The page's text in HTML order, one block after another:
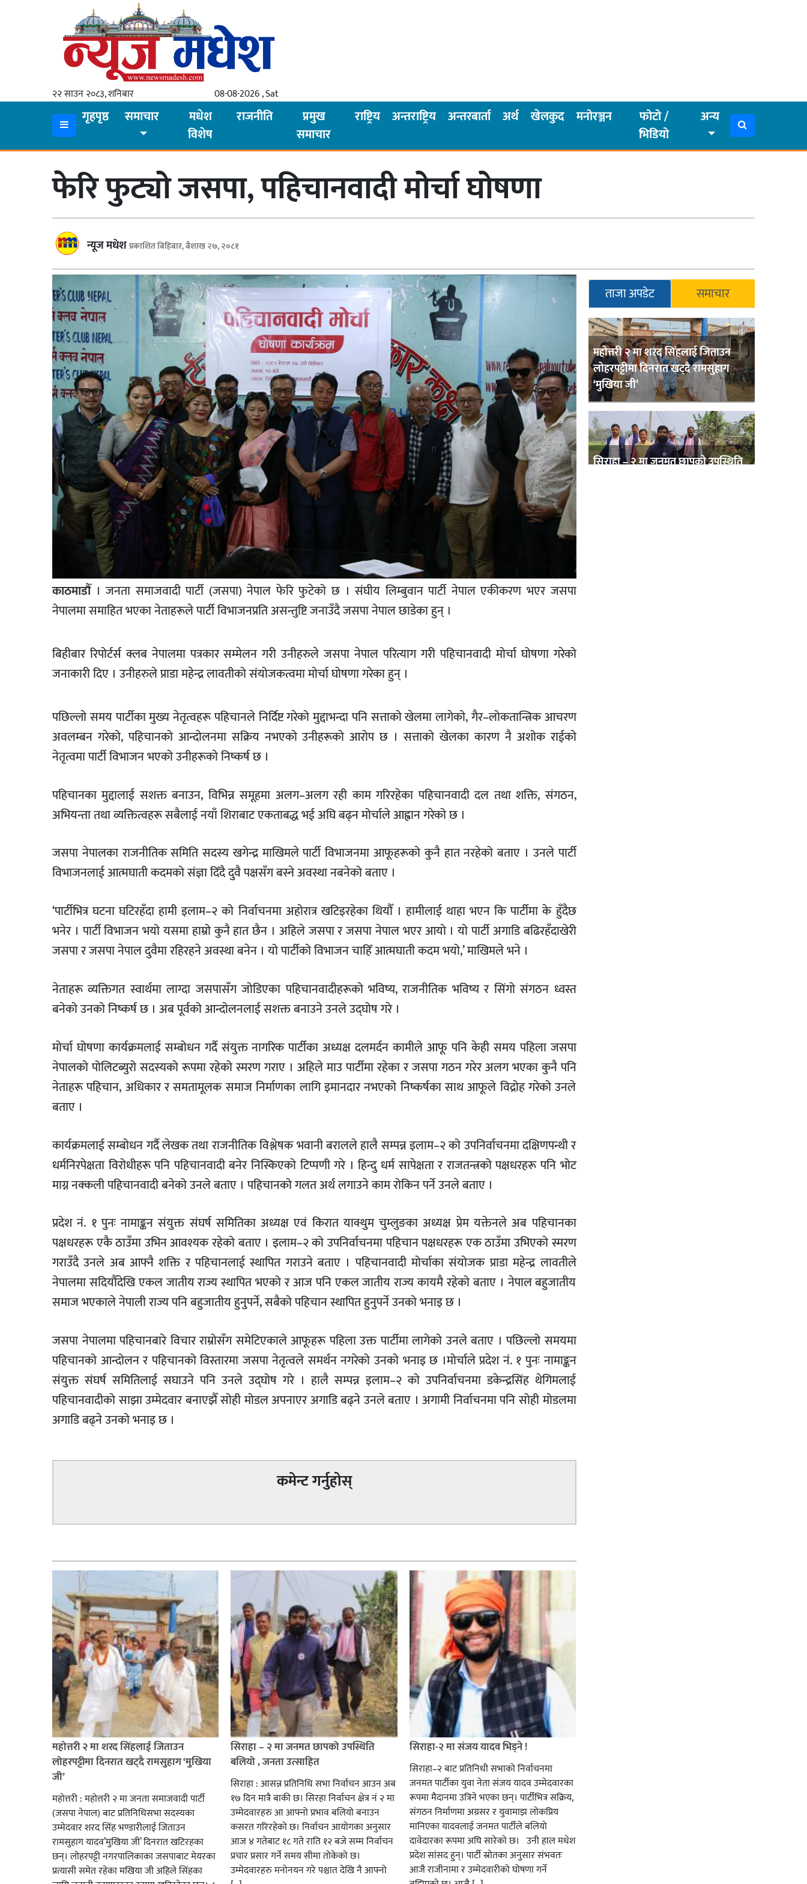
२२ साउन २०८३, शनिबार 08-08-2026 , Sat
गृहपृष्ठ समाचार
मधेश
विशेष
राजनीति
प्रमुख
समाचार
राष्ट्रिय अन्तराष्ट्रिय अन्तरबार्ता अर्थ खेलकुद मनोरञ्जन
फोटो /
भिडियो
अन्य
सुदूरपश्चिम
फेरि फुट्यो जसपा, पहिचानवादी मोर्चा घोषणा
न्यूज मधेशप्रकाशित बिहिबार, बैशाख २७, २०८१
काठमाडौँ। जनता समाजवादी पार्टी (जसपा) नेपाल फेरि फुटेको छ । संघीय लिम्बुवान पार्टी नेपाल एकीकरण भएर जसपा
नेपालमा समाहित भएका नेताहरूले पार्टी विभाजनप्रति असन्तुष्टि जनाउँदै जसपा नेपाल छाडेका हुन् ।
बिहीबार रिपोर्टर्स क्लब नेपालमा पत्रकार सम्मेलन गरी उनीहरुले जसपा नेपाल परित्याग गरी पहिचानवादी मोर्चा घोषणा गरेको
जनाकारी दिए । उनीहरुले प्राडा महेन्द्र लावतीको संयोजकत्वमा मोर्चा घोषणा गरेका हुन् ।
पछिल्लो समय पार्टीका मुख्य नेतृत्वहरू पहिचानले निर्दिष्ट गरेको मुद्दाभन्दा पनि सत्ताको खेलमा लागेको, गैर–लोकतान्त्रिक आचरण
अवलम्बन गरेको, पहिचानको आन्दोलनमा सक्रिय नभएको उनीहरूको आरोप छ । सत्ताको खेलका कारण नै अशोक राईको
नेतृत्वमा पार्टी विभाजन भएको उनीहरूको निष्कर्ष छ ।
पहिचानका मुद्दालाई सशक्त बनाउन, विभिन्न समूहमा अलग–अलग रही काम गरिरहेका पहिचानवादी दल तथा शक्ति, संगठन,
अभियन्ता तथा व्यक्तित्वहरू सबैलाई नयाँ शिराबाट एकताबद्ध भई अघि बढ्न मोर्चाले आह्वान गरेको छ ।
जसपा नेपालका राजनीतिक समिति सदस्य खगेन्द्र माखिमले पार्टी विभाजनमा आफूहरूको कुनै हात नरहेको बताए । उनले पार्टी
विभाजनलाई आत्मघाती कदमको संज्ञा दिँदै दुवै पक्षसँग बस्ने अवस्था नबनेको बताए ।
‘पार्टीभित्र घटना घटिरहँदा हामी इलाम–२ को निर्वाचनमा अहोरात्र खटिइरहेका थियौँ । हामीलाई थाहा भएन कि पार्टीमा के हुँदैछ
भनेर । पार्टी विभाजन भयो यसमा हाम्रो कुनै हात छैन । अहिले जसपा र जसपा नेपाल भएर आयो । यो पार्टी अगाडि बढिरहँदाखेरी
जसपा र जसपा नेपाल दुवैमा रहिरहने अवस्था बनेन । यो पार्टीको विभाजन चाहिँ आत्मघाती कदम भयो,’ माखिमले भने ।
नेताहरू व्यक्तिगत स्वार्थमा लाग्दा जसपासँग जोडिएका पहिचानवादीहरूको भविष्य, राजनीतिक भविष्य र सिंगो संगठन ध्वस्त
बनेको उनको निष्कर्ष छ । अब पूर्वको आन्दोलनलाई सशक्त बनाउने उनले उद्घोष गरे ।
मोर्चा घोषणा कार्यक्रमलाई सम्बोधन गर्दै संयुक्त नागरिक पार्टीका अध्यक्ष दलमर्दन कामीले आफू पनि केही समय पहिला जसपा
नेपालको पोलिटब्युरो सदस्यको रूपमा रहेको स्मरण गराए । अहिले माउ पार्टीमा रहेका र जसपा गठन गरेर अलग भएका कुनै पनि
नेताहरू पहिचान, अधिकार र समतामूलक समाज निर्माणका लागि इमानदार नभएको निष्कर्षका साथ आफूले विद्रोह गरेको उनले
बताए ।
कार्यक्रमलाई सम्बोधन गर्दै लेखक तथा राजनीतिक विश्लेषक भवानी बरालले हालै सम्पन्न इलाम–२ को उपनिर्वाचनमा दक्षिणपन्थी र
धर्मनिरपेक्षता विरोधीहरू पनि पहिचानवादी बनेर निस्किएको टिप्पणी गरे । हिन्दु धर्म सापेक्षता र राजतन्त्रको पक्षधरहरू पनि भोट
माग्न नक्कली पहिचानवादी बनेको उनले बताए । पहिचानको गलत अर्थ लगाउने काम रोकिन पर्ने उनले बताए ।
प्रदेश नं. १ पुनः नामाङ्कन संयुक्त संघर्ष समितिका अध्यक्ष एवं किरात याक्थुम चुम्लुङका अध्यक्ष प्रेम यक्तेनले अब पहिचानका
पक्षधरहरू एकै ठाउँमा उभिन आवश्यक रहेको बताए । इलाम–२ को उपनिर्वाचनमा पहिचान पक्षधरहरू एक ठाउँमा उभिएको स्मरण
गराउँदै उनले अब आफ्नै शक्ति र पहिचानलाई स्थापित गराउने बताए । पहिचानवादी मोर्चाका संयोजक प्राडा महेन्द्र लावतीले
नेपालमा सदियौँदेखि एकल जातीय राज्य स्थापित भएको र आज पनि एकल जातीय राज्य कायमै रहेको बताए । नेपाल बहुजातीय
समाज भएकाले नेपाली राज्य पनि बहुजातीय हुनुपर्ने, सबैको पहिचान स्थापित हुनुपर्ने उनको भनाइ छ ।
जसपा नेपालमा पहिचानबारे विचार राम्रोसँग समेटिएकाले आफूहरू पहिला उक्त पार्टीमा लागेको उनले बताए । पछिल्लो समयमा
पहिचानको आन्दोलन र पहिचानको विस्तारमा जसपा नेतृत्वले समर्थन नगरेको उनको भनाइ छ ।मोर्चाले प्रदेश नं. १ पुनः नामाङ्कन
संयुक्त संघर्ष समितिलाई सघाउने पनि उनले उद्घोष गरे । हालै सम्पन्न इलाम–२ को उपनिर्वाचनमा डकेन्द्रसिंह थेगिमलाई
पहिचानवादीको साझा उम्मेदवार बनाएझैँ सोही मोडल अपनाएर अगाडि बढ्ने उनले बताए । अगामी निर्वाचनमा पनि सोही मोडलमा
अगाडि बढ्ने उनको भनाइ छ ।
ताजा अपडेट समाचार
महोत्तरी २ मा शरद सिंहलाई जिताउन
लोहरपट्टीमा दिनरात खट्दै रामसुहाग
‘मुखिया जी’
सिराहा – २ मा जनमत छापको उपस्थिति
कमेन्ट गर्नुहोस्
महोत्तरी २ मा शरद सिंहलाई जिताउन
लोहरपट्टीमा दिनरात खट्दै रामसुहाग ‘मुखिया
जी’
महोत्तरी : महोत्तरी २ मा जनता समाजवादी पार्टी
(जसपा नेपाल) बाट प्रतिनिधिसभा सदस्यका
उम्मेदवार शरद सिंह भण्डारीलाई जिताउन
रामसुहाग यादव’मुखिया जी’ दिनरात खटिरहका
छन्। लोहरपट्टी नगरपालिकाका जसपाबाट मेयरका
प्रत्यासी समेत रहेका मखिया जी अहिले सिंहका
सिराहा – २ मा जनमत छापको उपस्थिति
बलियो , जनता उत्साहित
सिराहा : आसन्न प्रतिनिधि सभा निर्वाचन आउन अब
१७ दिन मात्रै बाकी छ। सिरहा निर्वाचन क्षेत्र नं २ मा
उम्मेदवारहरु आ आफ्नो प्रभाव बलियो बनाउन
कसरत गरिरहेको छ। निर्वाचन आयोगका अनुसार
आज ४ गतेबाट १८ गते राति १२ बजे सम्म निर्वाचन
प्रचार प्रसार गर्ने समय सीमा तोकेको छ।
उम्मेदवारहरु मनोनयन गरे पश्चात देखि नै आफ्नो
सिराहा-२ मा संजय यादव भिड्ने !
सिराहा–२ बाट प्रतिनिधी सभाको निर्वाचनमा
जनमत पार्टीका युवा नेता संजय यादव उम्मेदवारका
रूपमा मैदानमा उत्रिने भएका छन्। पार्टीभित्र सक्रिय,
संगठन निर्माणमा अग्रसर र युवामाझ लोकप्रिय
मानिएका यादवलाई जनमत पार्टीले बलियो
दावेदारका रूपमा अघि सारेको छ। उनी हाल मधेश
प्रदेश सांसद हुन्। पार्टी स्रोतका अनुसार संभवतः
आजै राजीनामा र उम्मेदवारीको घोषणा गर्ने